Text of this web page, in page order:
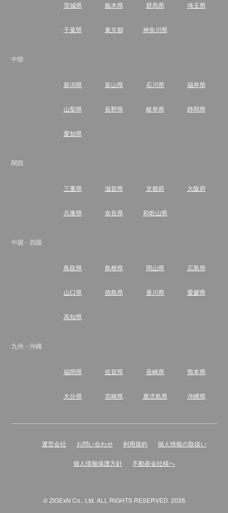
茨城県 栃木県 群馬県 埼玉県
千葉県 東京都 神奈川県
中部
新潟県 富山県 石川県 福井県
山梨県 長野県 岐阜県 静岡県
愛知県
関西
三重県 滋賀県 京都府 大阪府
兵庫県 奈良県 和歌山県
中国・四国
鳥取県 島根県 岡山県 広島県
山口県 徳島県 香川県 愛媛県
高知県
九州・沖縄
福岡県 佐賀県 長崎県 熊本県
大分県 宮崎県 鹿児島県 沖縄県
運営会社 お問い合わせ 利用規約 個人情報の取扱い
個人情報保護方針 不動産会社様へ
© ZIGExN Co., Ltd. ALL RIGHTS RESERVED. 2026